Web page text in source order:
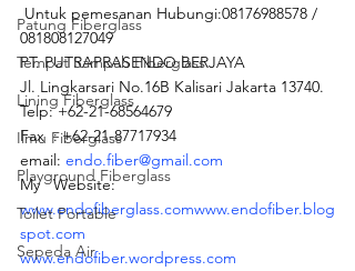
Patung Fiberglass
Tempat Sampah Fiberglass
Lining Fiberglass
Ilmu Fiberglass
Playground Fiberglass
Toilet Portable
Sepeda Air
081808127049
PT. PUTRAPRASENDO BERJAYA
Jl. Lingkarsari No.16B Kalisari Jakarta 13740.
Telp: +62-21-68564679
Fax  : +62-21-87717934
email: endo.fiber@gmail.com
My   Website:
www.endofiberglass.comwww.endofiber.blog
spot.com
www.endofiber.wordpress.com